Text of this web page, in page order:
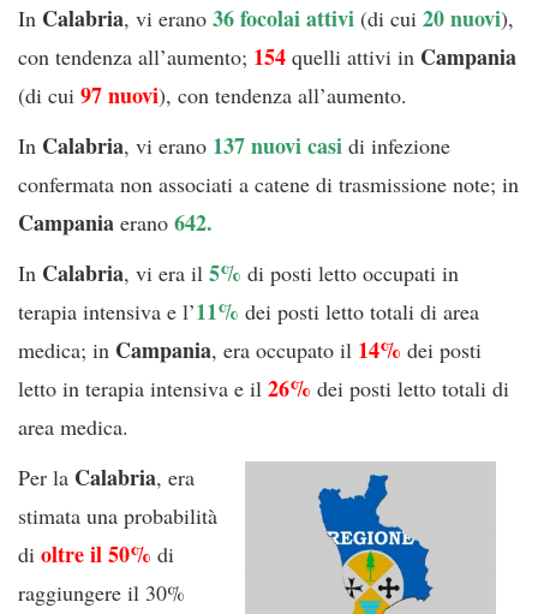
In Calabria, vi erano 36 focolai attivi (di cui 20 nuovi),
con tendenza all’aumento; 154 quelli attivi in Campania
(di cui 97 nuovi), con tendenza all’aumento.
In Calabria, vi erano 137 nuovi casi di infezione
confermata non associati a catene di trasmissione note; in
Campania erano 642.
In Calabria, vi era il 5% di posti letto occupati in
terapia intensiva e l’11% dei posti letto totali di area
medica; in Campania, era occupato il 14% dei posti
letto in terapia intensiva e il 26% dei posti letto totali di
area medica.
Per la Calabria, era
stimata una probabilità
di oltre il 50% di
raggiungere il 30%